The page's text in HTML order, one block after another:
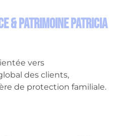
& Patrimoine Patricia
vers
des clients,
de protection familiale.